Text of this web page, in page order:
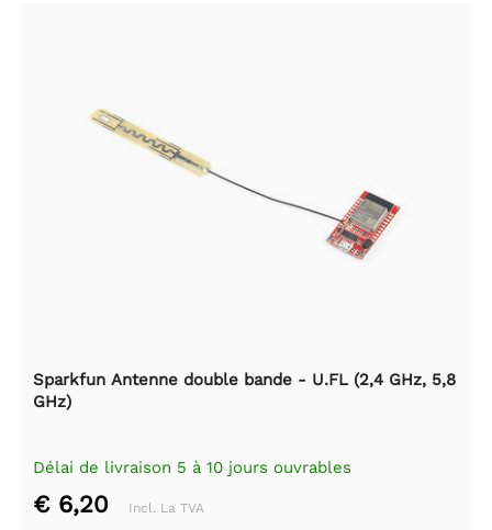
Sparkfun Antenne double bande - U.FL (2,4 GHz, 5,8
GHz)
Délai de livraison 5 à 10 jours ouvrables
€ 6,20 Incl. La TVA